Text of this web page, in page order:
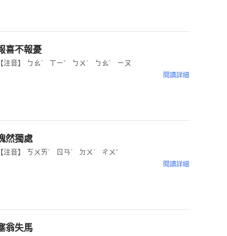
喜不報憂
注音】 ㄅㄠˋ ㄒㄧˇ ㄅㄨˊ ㄅㄠˋ ㄧㄡ
閱讀詳細
然獨處
注音】 ㄎㄨㄞˋ ㄖㄢˊ ㄉㄨˊ ㄔㄨˇ
閱讀詳細
翁失馬